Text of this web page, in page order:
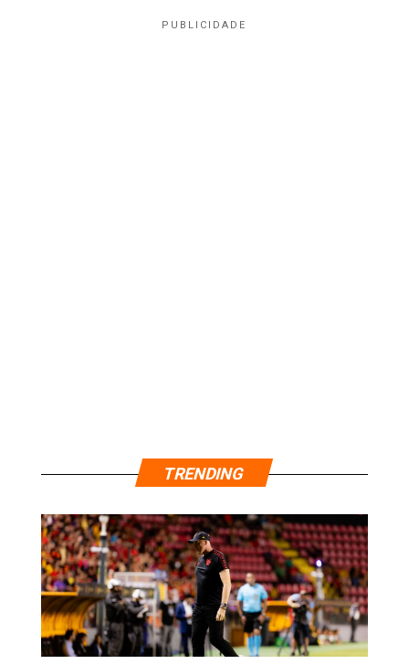
PUBLICIDADE
TRENDING